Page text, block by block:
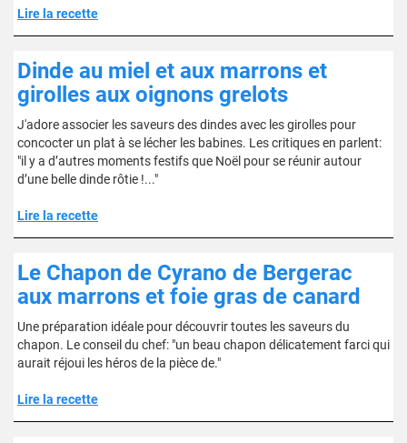
Lire la recette
Dinde au miel et aux marrons et
girolles aux oignons grelots
J'adore associer les saveurs des dindes avec les girolles pour
concocter un plat à se lécher les babines. Les critiques en parlent:
"il y a d’autres moments festifs que Noël pour se réunir autour
d’une belle dinde rôtie !..."
Lire la recette
Le Chapon de Cyrano de Bergerac
aux marrons et foie gras de canard
Une préparation idéale pour découvrir toutes les saveurs du
chapon. Le conseil du chef: "un beau chapon délicatement farci qui
aurait réjoui les héros de la pièce de."
Lire la recette